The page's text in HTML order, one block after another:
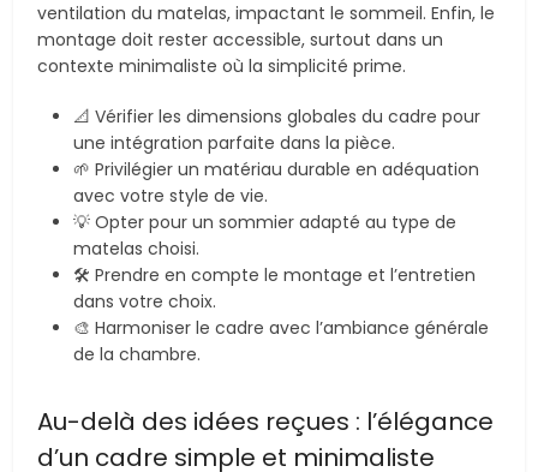
ventilation du matelas, impactant le sommeil. Enfin, le
montage doit rester accessible, surtout dans un
contexte minimaliste où la simplicité prime.
📐 Vérifier les dimensions globales du cadre pour
une intégration parfaite dans la pièce.
🌱 Privilégier un matériau durable en adéquation
avec votre style de vie.
💡 Opter pour un sommier adapté au type de
matelas choisi.
🛠️ Prendre en compte le montage et l’entretien
dans votre choix.
🎨 Harmoniser le cadre avec l’ambiance générale
de la chambre.
Au-delà des idées reçues : l’élégance
d’un cadre simple et minimaliste